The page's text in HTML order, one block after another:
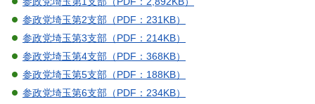
参政党埼玉第2支部（PDF：231KB）
参政党埼玉第3支部（PDF：214KB）
参政党埼玉第4支部（PDF：368KB）
参政党埼玉第5支部（PDF：188KB）
参政党埼玉第6支部（PDF：234KB）